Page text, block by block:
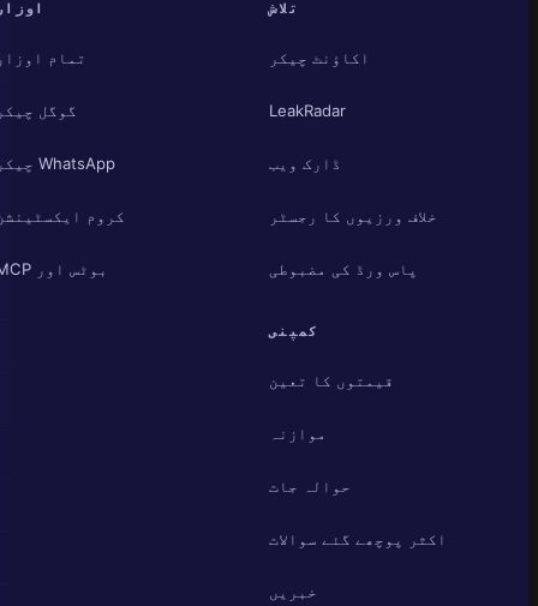
تلاش
اکاؤنٹ چیکر
LeakRadar
ڈارک ویب
خلاف ورزیوں کا رجسٹر
پاس ورڈ کی مضبوطی
اوزار
تمام اوزار
گوگل چیکر
WhatsApp چیکر
کروم ایکسٹینشن
بوٹس اور MCP
کمپنی
قیمتوں کا تعین
موازنہ
حوالہ جات
اکثر پوچھے گئے سوالات
خبریں